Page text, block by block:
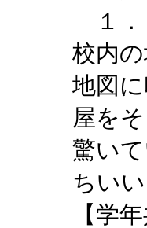
１．
校内
地図
屋を
驚い
ちい
【学